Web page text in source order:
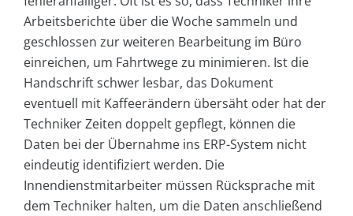
Arbeitsberichte über die Woche sammeln und
geschlossen zur weiteren Bearbeitung im Büro
einreichen, um Fahrtwege zu minimieren. Ist die
Handschrift schwer lesbar, das Dokument
eventuell mit Kaffeerändern übersäht oder hat der
Techniker Zeiten doppelt gepflegt, können die
Daten bei der Übernahme ins ERP-System nicht
eindeutig identifiziert werden. Die
Innendienstmitarbeiter müssen Rücksprache mit
dem Techniker halten, um die Daten anschließend